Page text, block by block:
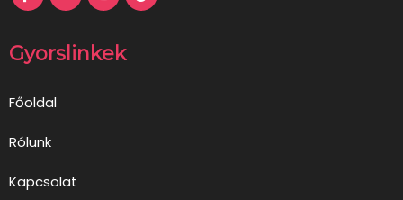
Gyorslinkek
Főoldal
Rólunk
Kapcsolat